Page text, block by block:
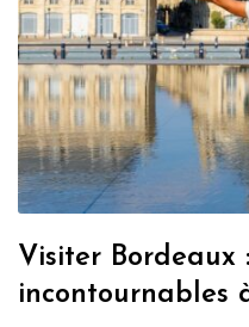
Visiter Bordeaux
incontournables